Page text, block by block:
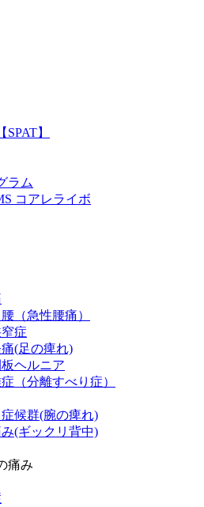
】
ラム
コアレライボ
（急性腰痛）
症
(足の痺れ)
ヘルニア
（分離すべり症）
候群(腕の痺れ)
(ギックリ背中)
痛み